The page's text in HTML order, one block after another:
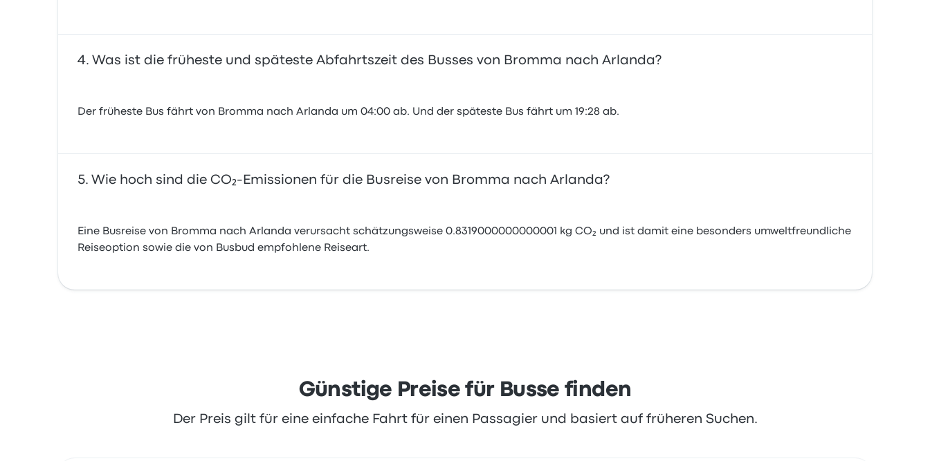
Was ist die früheste und späteste Abfahrtszeit des Busses von Bromma nach Arlanda?
Der früheste Bus fährt von Bromma nach Arlanda um 04:00 ab. Und der späteste Bus fährt um 19:28 ab.
Wie hoch sind die CO₂-Emissionen für die Busreise von Bromma nach Arlanda?
Eine Busreise von Bromma nach Arlanda verursacht schätzungsweise 0.8319000000000001 kg CO₂ und ist damit eine besonders umweltfreundliche
Reiseoption sowie die von Busbud empfohlene Reiseart.
Günstige Preise für Busse finden
Der Preis gilt für eine einfache Fahrt für einen Passagier und basiert auf früheren Suchen.